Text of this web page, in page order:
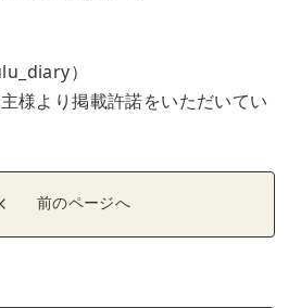
）
様より掲載許諾をいただいてい
前のページへ